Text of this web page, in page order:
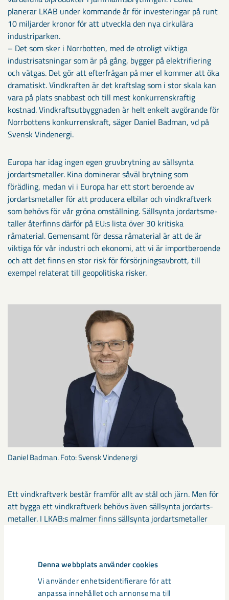
Denna webbplats använder cookies
Vi använder enhetsidentifierare för att
anpassa innehållet och annonserna till
planerar LKAB under kommande år för investeringar på runt
10 miljarder kronor för att utveckla den nya cirkulära
industriparken.
– Det som sker i Norrbotten, med de otroligt viktiga
industrisatsningar som är på gång, bygger på elektrifiering
och vät­gas. Det gör att efterfrågan på mer el kom­mer att öka
dramatiskt. Vindkraften är det kraftslag som i stor skala kan
vara på plats snabbast och till mest konkurrens­kraftig
kostnad. Vindkraftsutbyggnaden är helt enkelt avgörande för
Norrbottens konkurrenskraft, säger Daniel Badman, vd på
Svensk Vindenergi.
Europa har idag ingen egen gruvbryt­ning av sällsynta
jordartsmetaller. Kina dominerar såväl brytning som
förädling, medan vi i Europa har ett stort beroende av
jordartsmetaller för att producera elbi­lar och vindkraftverk
som behövs för vår gröna omställning. Sällsynta jordartsme­
taller återfinns därför på EU:s lista över 30 kritiska
råmaterial. Gemensamt för dessa råmaterial är att de är
viktiga för vår industri och ekonomi, att vi är import­beroende
och att det finns en stor risk för försörjningsavbrott, till
exempel relaterat till geopolitiska risker.
Daniel Badman. Foto: Svensk Vindenergi
Ett vindkraftverk består framför allt av stål och järn. Men för
att bygga ett vind­kraftverk behövs även sällsynta jordarts­
metaller. I LKAB:s malmer finns sällsynta jordartsmetaller
miljölagstiftning och moderna arbetsmiljövillkor, vilket är en
utmaning globalt. Norrbotten har särskilt goda för­
utsättningar att lyckas tack vare projektet ReeMAP, som ska